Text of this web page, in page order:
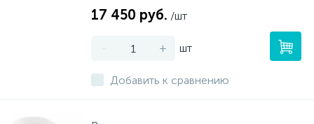
17 450 руб. /шт
- + шт
Добавить к сравнению